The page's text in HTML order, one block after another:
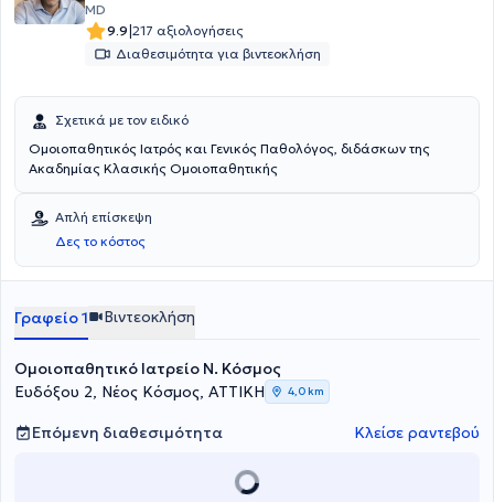
MD
9.9|217 αξιολογήσεις
Διαθεσιμότητα για βιντεοκλήση
Σχετικά με τον ειδικό
Ομοιοπαθητικός Ιατρός και Γενικός Παθολόγος, διδάσκων της
Ακαδημίας Κλασικής Ομοιοπαθητικής
Απλή επίσκεψη
Δες το κόστος
Γραφείο 1 Βιντεοκλήση
Ομοιοπαθητικό Ιατρείο Ν. Κόσμος
Ευδόξου 2, Νέος Κόσμος, ΑΤΤΙΚΗ
4,0 km
Επόμενη διαθεσιμότητα Κλείσε ραντεβού